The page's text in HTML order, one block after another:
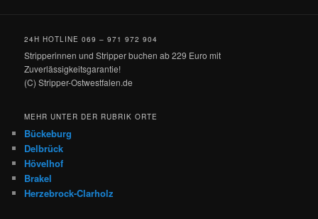
24H HOTLINE 069 – 971 972 904
Stripperinnen und Stripper buchen ab 229 Euro mit
Zuverlässigkeitsgarantie!
(C) Stripper-Ostwestfalen.de
MEHR UNTER DER RUBRIK ORTE
Bückeburg
Delbrück
Hövelhof
Brakel
Herzebrock-Clarholz